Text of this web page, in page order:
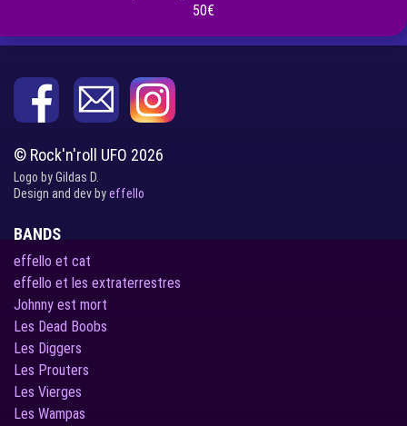
50€
© Rock'n'roll UFO 2026
Logo by Gildas D.
Design and dev byeffello
BANDS
effello et cat
effello et les extraterrestres
Johnny est mort
Les Dead Boobs
Les Diggers
Les Prouters
Les Vierges
Les Wampas